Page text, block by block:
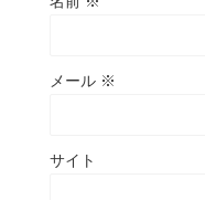
メール ※
サイト